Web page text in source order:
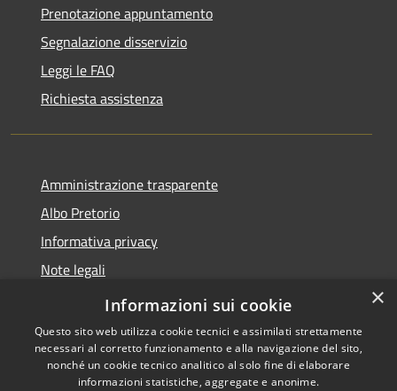
Prenotazione appuntamento
Segnalazione disservizio
Leggi le FAQ
Richiesta assistenza
Amministrazione trasparente
Albo Pretorio
Informativa privacy
Note legali
Dichiarazione di accessibilità
×
Informazioni sui cookie
Questo sito web utilizza cookie tecnici e assimilati strettamente
necessari al corretto funzionamento e alla navigazione del sito,
nonché un cookie tecnico analitico al solo fine di elaborare
informazioni statistiche, aggregate e anonime.